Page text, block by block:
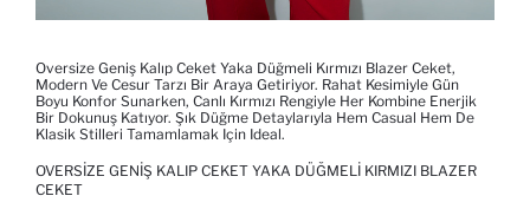
Oversize Geniş Kalıp Ceket Yaka Düğmeli Kırmızı Blazer Ceket,
Modern Ve Cesur Tarzı Bir Araya Getiriyor. Rahat Kesimiyle Gün
Boyu Konfor Sunarken, Canlı Kırmızı Rengiyle Her Kombine Enerjik
Bir Dokunuş Katıyor. Şık Düğme Detaylarıyla Hem Casual Hem De
Klasik Stilleri Tamamlamak Için Ideal.
OVERSIZE GENIŞ KALIP CEKET YAKA DÜĞMELI KIRMIZI BLAZER
CEKET